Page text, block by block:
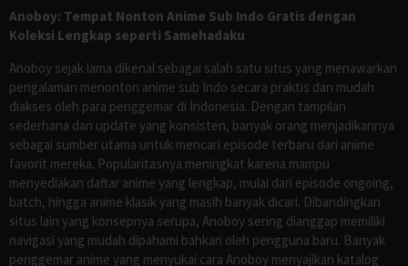
Anoboy: Tempat Nonton Anime Sub Indo Gratis dengan
Koleksi Lengkap seperti Samehadaku
Anoboy sejak lama dikenal sebagai salah satu situs yang menawarkan
pengalaman menonton anime sub Indo secara praktis dan mudah
diakses oleh para penggemar di Indonesia. Dengan tampilan
sederhana dan update yang konsisten, banyak orang menjadikannya
sebagai sumber utama untuk mencari episode terbaru dari anime
favorit mereka. Popularitasnya meningkat karena mampu
menyediakan daftar anime yang lengkap, mulai dari episode ongoing,
batch, hingga anime klasik yang masih banyak dicari. Dibandingkan
situs lain yang konsepnya serupa, Anoboy sering dianggap memiliki
navigasi yang mudah dipahami bahkan oleh pengguna baru. Banyak
penggemar anime yang menyukai cara Anoboy menyajikan katalog